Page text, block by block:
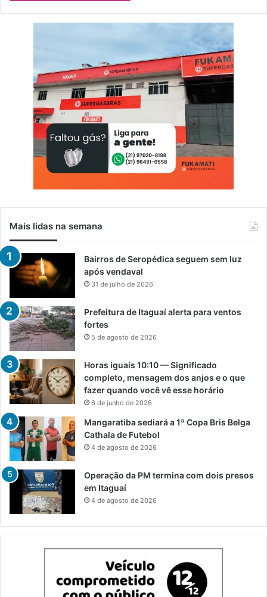
Mais lidas na semana
Bairros de Seropédica seguem sem luz
após vendaval
31 de julho de 2026
Prefeitura de Itaguaí alerta para ventos
fortes
5 de agosto de 2026
Horas iguais 10:10 — Significado
completo, mensagem dos anjos e o que
fazer quando você vê esse horário
6 de junho de 2026
Mangaratiba sediará a 1ª Copa Bris Belga
Cathala de Futebol
4 de agosto de 2026
Operação da PM termina com dois presos
em Itaguaí
4 de agosto de 2026